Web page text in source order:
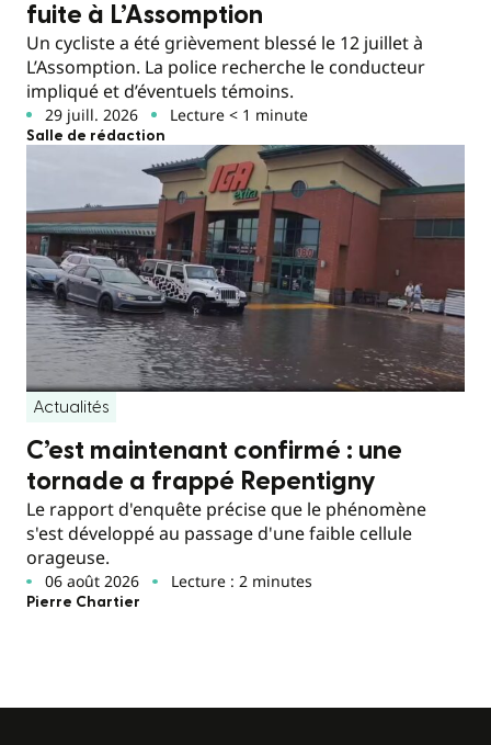
fuite à L’Assomption
Un cycliste a été grièvement blessé le 12 juillet à
L’Assomption. La police recherche le conducteur
impliqué et d’éventuels témoins.
29 juill. 2026 Lecture < 1 minute
Salle de rédaction
Actualités
C’est maintenant confirmé : une
tornade a frappé Repentigny
Le rapport d'enquête précise que le phénomène
s'est développé au passage d'une faible cellule
orageuse.
06 août 2026 Lecture : 2 minutes
Pierre Chartier